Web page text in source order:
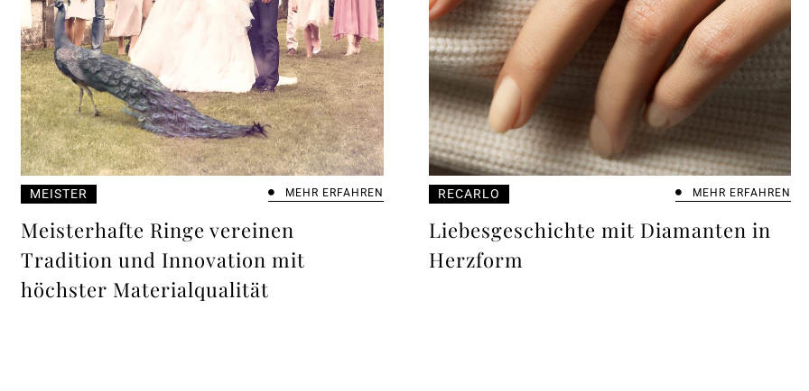
MEISTER MEHR ERFAHREN
Meisterhafte Ringe vereinen
Tradition und Innovation mit
höchster Materialqualität
RECARLO MEHR ERFAHREN
Liebesgeschichte mit Diamanten in
Herzform